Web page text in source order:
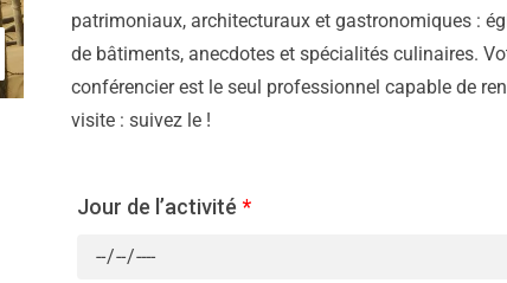
patrimoniaux, architecturaux et gastronomiques :
de bâtiments, anecdotes et spécialités culinaires.
conférencier est le seul professionnel capable de
visite : suivez le !
Jour de l’activité *